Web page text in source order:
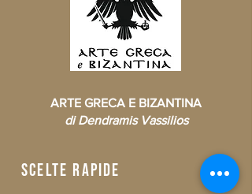
ARTE GRECA E BIZANTINA
di Dendramis Vassilios
scelte rapide